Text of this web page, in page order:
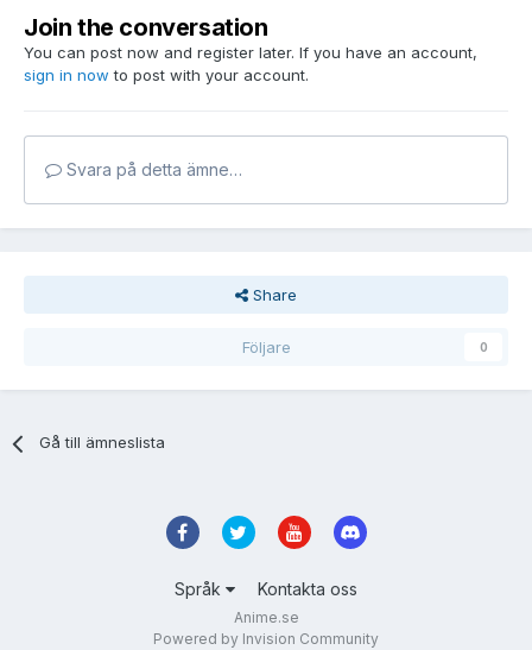
Join the conversation
You can post now and register later. If you have an account,
sign in now to post with your account.
Svara på detta ämne…
Share
Följare 0
Gå till ämneslista
Språk Kontakta oss
Anime.se
Powered by Invision Community